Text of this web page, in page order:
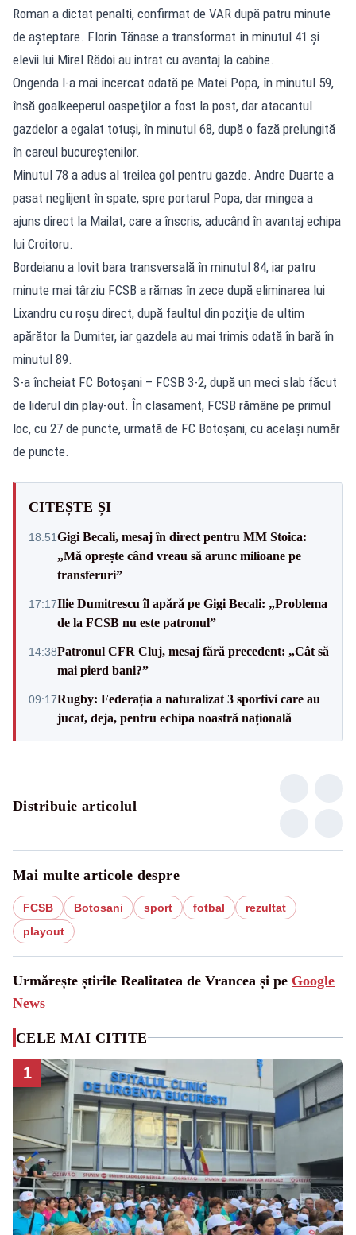
Roman a dictat penalti, confirmat de VAR după patru minute
de aşteptare. Florin Tănase a transformat în minutul 41 şi
elevii lui Mirel Rădoi au intrat cu avantaj la cabine.
Ongenda l-a mai încercat odată pe Matei Popa, în minutul 59,
însă goalkeeperul oaspeţilor a fost la post, dar atacantul
gazdelor a egalat totuşi, în minutul 68, după o fază prelungită
în careul bucureştenilor.
Minutul 78 a adus al treilea gol pentru gazde. Andre Duarte a
pasat neglijent în spate, spre portarul Popa, dar mingea a
ajuns direct la Mailat, care a înscris, aducând în avantaj echipa
lui Croitoru.
Bordeianu a lovit bara transversală în minutul 84, iar patru
minute mai târziu FCSB a rămas în zece după eliminarea lui
Lixandru cu roşu direct, după faultul din poziţie de ultim
apărător la Dumiter, iar gazdela au mai trimis odată în bară în
minutul 89.
S-a încheiat FC Botoşani – FCSB 3-2, după un meci slab făcut
de liderul din play-out. În clasament, FCSB rămâne pe primul
loc, cu 27 de puncte, urmată de FC Botoşani, cu acelaşi număr
de puncte.
CITEȘTE ȘI
18:51Gigi Becali, mesaj în direct pentru MM Stoica:
„Mă oprește când vreau să arunc milioane pe
transferuri”
17:17Ilie Dumitrescu îl apără pe Gigi Becali: „Problema
de la FCSB nu este patronul”
14:38Patronul CFR Cluj, mesaj fără precedent: „Cât să
mai pierd bani?”
09:17Rugby: Federația a naturalizat 3 sportivi care au
jucat, deja, pentru echipa noastră națională
Distribuie articolul
Mai multe articole despre
FCSB Botosani sport fotbal
rezultat
playout
Urmărește știrile Realitatea de Vrancea și pe Google
News
CELE MAI CITITE
1